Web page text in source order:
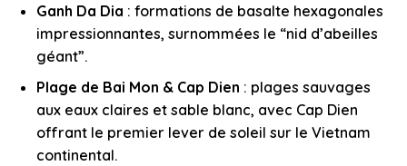
Ganh Da Dia : formations de basalte hexagonales
impressionnantes, surnommées le “nid d’abeilles
géant”.
Plage de Bai Mon & Cap Dien : plages sauvages
aux eaux claires et sable blanc, avec Cap Dien
offrant le premier lever de soleil sur le Vietnam
continental.